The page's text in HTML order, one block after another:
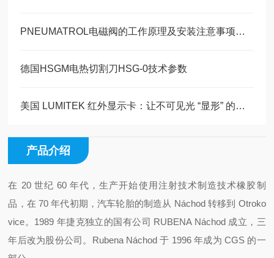
PNEUMATROL电磁阀的工作原理及安装注意事项介绍
德国HSGM电热切割刀HSG-0技术参数
美国 LUMITEK 红外显示卡：让不可见光 “显形” 的黑科技
产品介绍
在 20 世纪 60 年代，生产开始使用注射技术制造技术橡胶制
品，在 70 年代初期，汽车轮胎的制造从 Náchod 转移到 Otroko
vice。1989 年捷克独立的国有公司 RUBENA Náchod 成立，三
年后改为股份公司。Rubena Náchod 于 1996 年成为 CGS 的一